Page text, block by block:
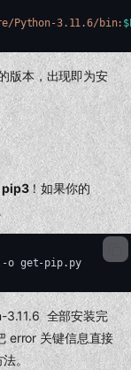
Python-3.11.6/bin:
版本，出现即为安
pip3！如果你的
-o get-pip.py
3.11.6 全部安装完
error 关键信息直接
法。